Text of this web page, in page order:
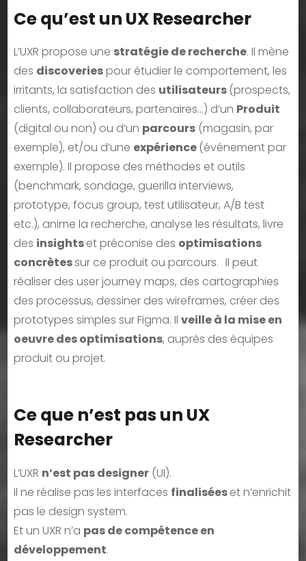
Ce qu’est un UX Researcher
L’UXR propose une stratégie de recherche. Il mène
des discoveriespour étudier le comportement, les
irritants, la satisfaction des utilisateurs (prospects,
clients, collaborateurs, partenaires…) d’un Produit
(digital ou non) ou d’un parcours(magasin, par
exemple), et/ou d’une expérience (événement par
exemple). Il propose des méthodes et outils
(benchmark, sondage, guerilla interviews,
prototype, focus group, test utilisateur, A/B test
etc.), anime la recherche, analyse les résultats, livre
des insightset préconise des optimisations
concrètessur ce produit ou parcours. Il peut
réaliser des user journey maps, des cartographies
des processus, dessiner des wireframes, créer des
prototypes simples sur Figma. Il veille à la mise en
oeuvre des optimisations, auprès des équipes
produit ou projet.
Ce que n’est pas un UX
Researcher
L’UXR n’est pas designer(UI).
Il ne réalise pas les interfaces finaliséeset n’enrichit
pas le design system.
Et un UXR n’a pas de compétence en
développement.